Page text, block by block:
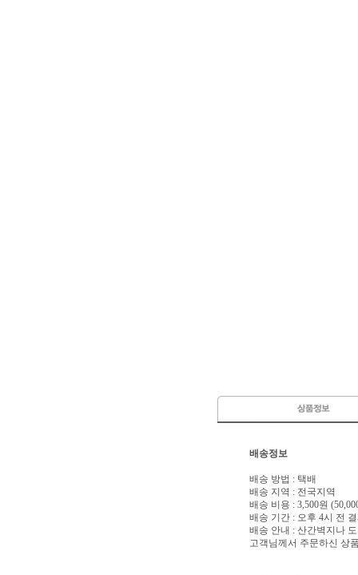
배송정보
배송 방법 : 택배
배송 지역 : 전국지역
배송 비용 : 3,500원
배송 기간 : 오후 4시 전
배송 안내 : 산간벽지나
고객님께서 주문하신 상